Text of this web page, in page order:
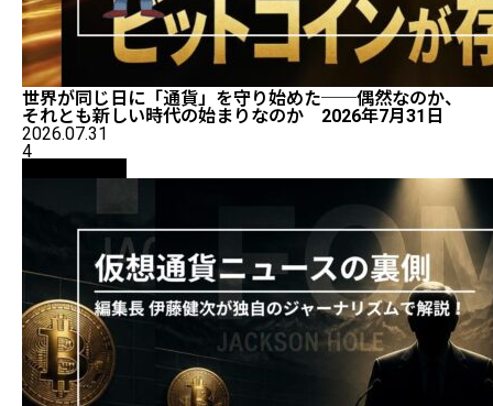
世界が同じ日に「通貨」を守り始めた──偶然なのか、
それとも新しい時代の始まりなのか 2026年7月31日
2026.07.31
4